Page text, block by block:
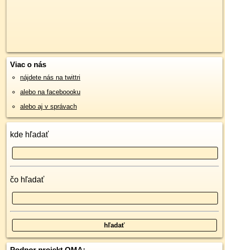
Viac o nás
nájdete nás na twittri
alebo na faceboooku
alebo aj v správach
kde hľadať
čo hľadať